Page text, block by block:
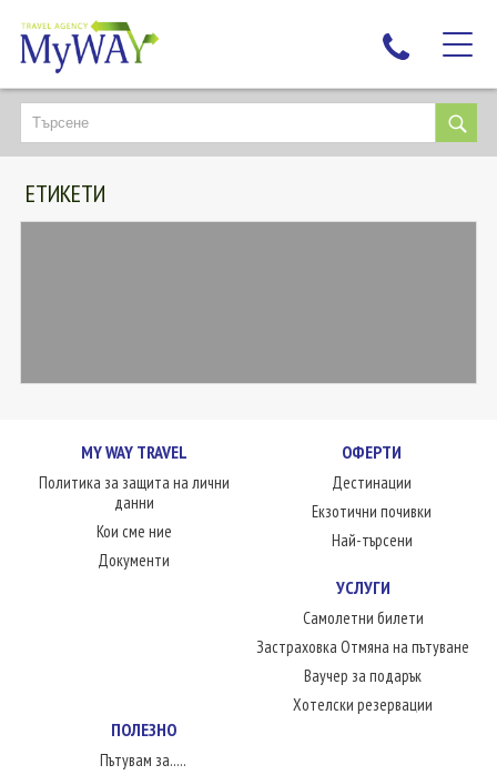
НАЙ-ТЪРСЕНИ
ДЕСТИНАЦИИ
ЕКЗОТИЧНИ ПОЧИВКИ
ЛЮБОПИТНО
КОНТАКТИ
ЕТИКЕТИ
MY WAY TRAVEL
Политика за защита на лични
данни
Кои сме ние
Документи
ОФЕРТИ
Дестинации
Екзотични почивки
Най-търсени
УСЛУГИ
Самолетни билети
Застраховка Отмяна на пътуване
Ваучер за подарък
Хотелски резервации
ПОЛЕЗНО
Пътувам за.....